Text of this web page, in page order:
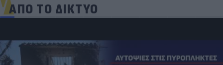
ΑΠΟ ΤΟ ΔΙΚΤΥΟ